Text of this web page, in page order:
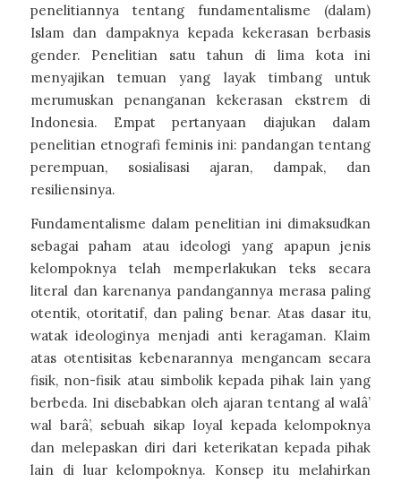
penelitiannya tentang fundamentalisme (dalam)
Islam dan dampaknya kepada kekerasan berbasis
gender. Penelitian satu tahun di lima kota ini
menyajikan temuan yang layak timbang untuk
merumuskan penanganan kekerasan ekstrem di
Indonesia. Empat pertanyaan diajukan dalam
penelitian etnografi feminis ini: pandangan tentang
perempuan, sosialisasi ajaran, dampak, dan
resiliensinya.
Fundamentalisme dalam penelitian ini dimaksudkan
sebagai paham atau ideologi yang apapun jenis
kelompoknya telah memperlakukan teks secara
literal dan karenanya pandangannya merasa paling
otentik, otoritatif, dan paling benar. Atas dasar itu,
watak ideologinya menjadi anti keragaman. Klaim
atas otentisitas kebenarannya mengancam secara
fisik, non-fisik atau simbolik kepada pihak lain yang
berbeda. Ini disebabkan oleh ajaran tentang al walâ’
wal barâ’, sebuah sikap loyal kepada kelompoknya
dan melepaskan diri dari keterikatan kepada pihak
lain di luar kelompoknya. Konsep itu melahirkan